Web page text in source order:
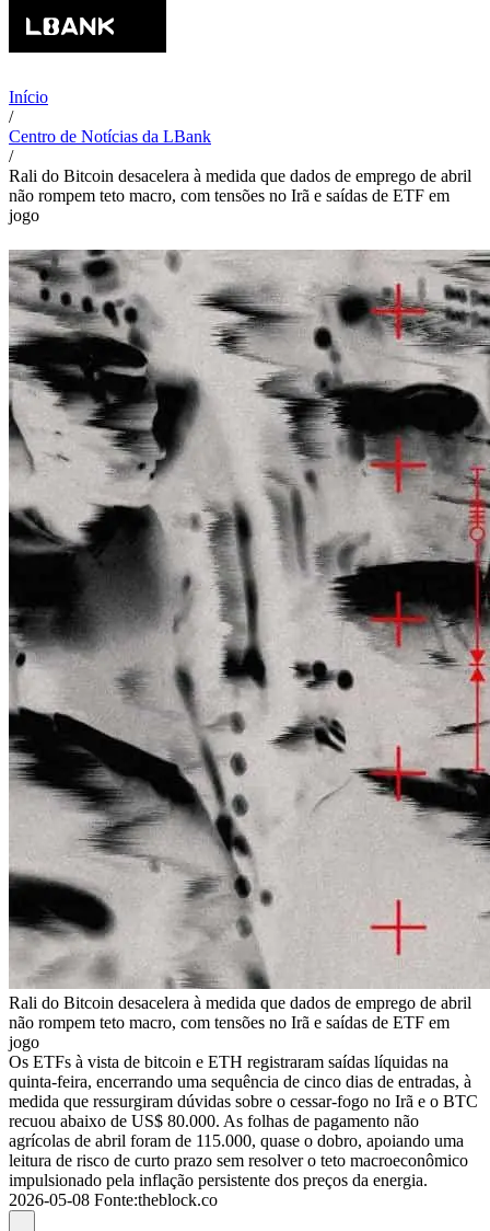
Início
/
Centro de Notícias da LBank
/
Rali do Bitcoin desacelera à medida que dados de emprego de abril
não rompem teto macro, com tensões no Irã e saídas de ETF em
jogo
Rali do Bitcoin desacelera à medida que dados de emprego de abril
não rompem teto macro, com tensões no Irã e saídas de ETF em
jogo
Os ETFs à vista de bitcoin e ETH registraram saídas líquidas na
quinta-feira, encerrando uma sequência de cinco dias de entradas, à
medida que ressurgiram dúvidas sobre o cessar-fogo no Irã e o BTC
recuou abaixo de US$ 80.000. As folhas de pagamento não
agrícolas de abril foram de 115.000, quase o dobro, apoiando uma
leitura de risco de curto prazo sem resolver o teto macroeconômico
impulsionado pela inflação persistente dos preços da energia.
2026-05-08 Fonte:theblock.co